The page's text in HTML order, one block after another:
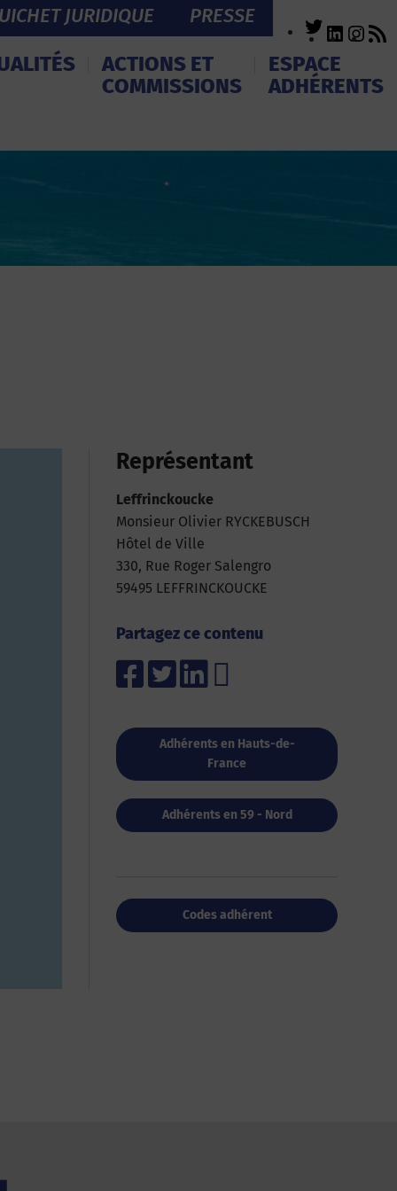
JURIDIQUE PRESSE Twitter
ACTIONS ET
COMMISSIONS
ESPACE
ADHÉRENTS
Représentant
Leffrinckoucke
Monsieur Olivier RYCKEBUSCH
Hôtel de Ville
330, Rue Roger Salengro
59495 LEFFRINCKOUCKE
Partagez ce contenu
Adhérents en Hauts-de-
France
Adhérents en 59 - Nord
Codes adhérent